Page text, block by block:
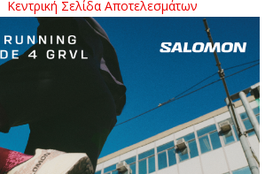
Κεντρική Σελίδα Αποτελεσμάτων